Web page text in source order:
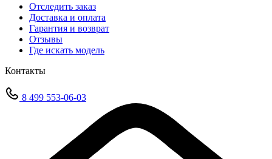
Отследить заказ
Доставка и оплата
Гарантия и возврат
Отзывы
Где искать модель
Контакты
8 499 553-06-03